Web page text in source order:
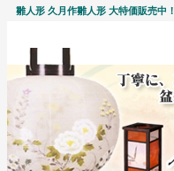
雛人形 久月作雛人形 大特価販売中！